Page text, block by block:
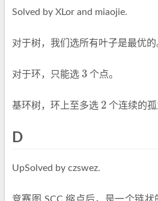
Solved by XLor and miaojie.
对于树，我们选所有叶子是最优的
对于环，只能选 3
3 个点。
基环树，环上至多选 2
2 个连续的孤
D
UpSolved by czswez.